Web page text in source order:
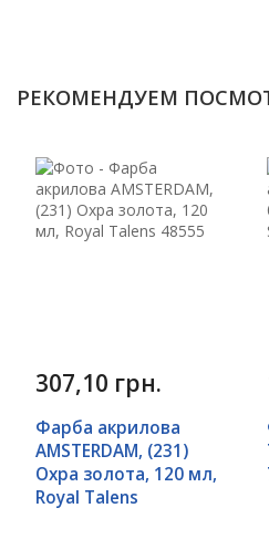
РЕКОМЕНДУЕМ
307,10 грн.
Фарба акрилова
AMSTERDAM, (231)
Охра золота, 120 мл,
Royal Talens